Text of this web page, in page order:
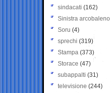
sindacati (162)
Sinistra arcobaleno
Soru (4)
sprechi (319)
Stampa (373)
Storace (47)
subappalti (31)
televisione(244)